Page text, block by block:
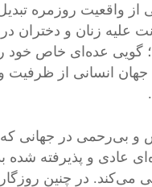
واقعیت روزمره
علیه زنان و دختران
گویی عده‌ای خاص خود
انسانی از ظرفیت و
بی‌رحمی در جهانی که
عادی و پذیرفته
می‌کند. در چنین